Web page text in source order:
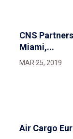
CNS
Miami,...
MAR 25, 2019
Air Cargo